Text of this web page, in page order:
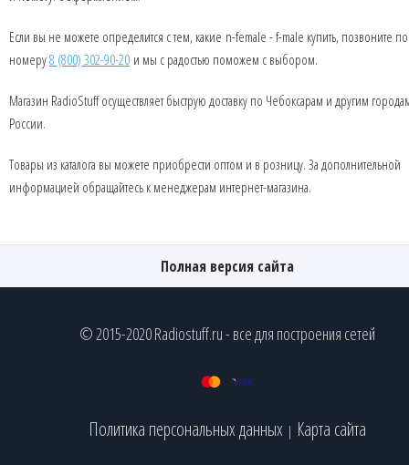
Если вы не можете определится с тем, какие n-female - f-male купить, позвоните по
номеру8 (800) 302-90-20 и мы с радостью поможем с выбором.
Магазин RadioStuff осуществляет быструю доставку по Чебоксарам и другим
России.
Товары из каталога вы можете приобрести оптом и в розницу. За дополнительной
информацией обращайтесь к менеджерам интернет-магазина.
Полная версия сайта
© 2015-2020 Radiostuff.ru - все для построения сетей
Политика персональных данных | Карта сайта